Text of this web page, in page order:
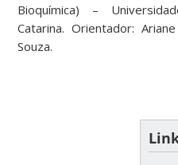
Bioquímica) –
Catarina. Orientador:
Souza.